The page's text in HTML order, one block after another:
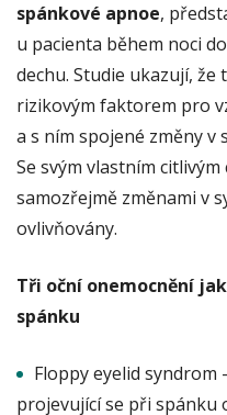
spánkové apnoe,
u pacienta během noci
dechu. Studie ukazují,
rizikovým faktorem pro
a s ním spojené změny v
Se svým vlastním
samozřejmě změnami v
ovlivňovány.
Tři oční onemocnění
spánku
Floppy eyelid syndrom
projevující se při spánku